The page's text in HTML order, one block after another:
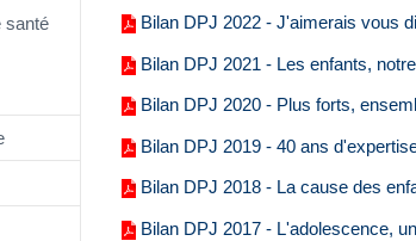
santé
Bilan DPJ 2022 - J'aimerais vous
Bilan DPJ 2021 - Les enfants,
Bilan DPJ 2020 - Plus forts,
Bilan DPJ 2019 - 40 ans
Bilan DPJ 2018 - La cause des
Bilan DPJ 2017 - L'adolescence,